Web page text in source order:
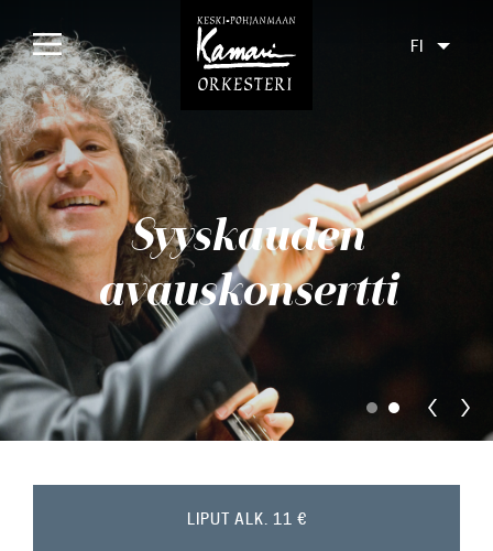
Etusivu
Konsertit
Tulossa
Menneet
Yleisölle
Orkesteri
FI
Syyskauden
avauskonsertti
LIPUT ALK. 11 €